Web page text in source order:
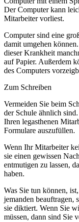
Der Computer kann
Mitarbeiter vorliest.
Computer sind eine
damit umgehen
dieser Krankheit
auf Papier. Außerdem
des Computers
Zum Schreiben
Vermeiden Sie beim
der Schule ähnlich
Ihren legasthenen
Formulare auszufüllen.
Wenn Ihr Mitarbeiter
sie einen gewissen
entmutigen zu lassen,
haben.
Was Sie tun können,
jemanden beauftragen,
sie diktiert. Wenn Sie
müssen, dann sind Sie